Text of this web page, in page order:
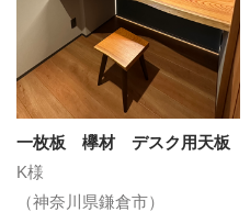
一枚板 欅材 デスク用天板
K様
（神奈川県鎌倉市）